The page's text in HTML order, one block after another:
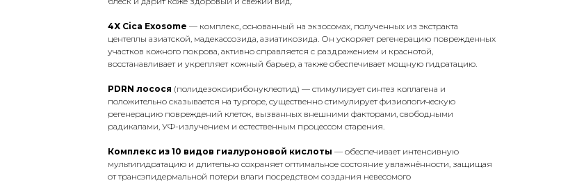
4X Cica Exosome — комплекс, основанный на экзосомах, полученных из экстракта
центеллы азиатской, мадекассозида, азиатикозида. Он ускоряет регенерацию поврежденных
участков кожного покрова, активно справляется с раздражением и краснотой,
восстанавливает и укрепляет кожный барьер, а также обеспечивает мощную гидратацию.
PDRN лосося (полидезоксирибонуклеотид) — стимулирует синтез коллагена и
положительно сказывается на тургоре, существенно стимулирует физиологическую
регенерацию повреждений клеток, вызванных внешними факторами, свободными
радикалами, УФ-излучением и естественным процессом старения.
Комплекс из 10 видов гиалуроновой кислоты — обеспечивает интенсивную
мультигидратацию и длительно сохраняет оптимальное состояние увлажнённости, защищая
от трансэпидермальной потери влаги посредством создания невесомого